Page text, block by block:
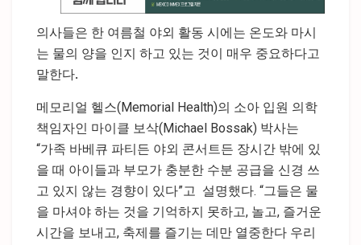
의사들은 한 여름철 야외 활동 시에는 온도와 마시
는 물의 양을 인지 하고 있는 것이 매우 중요하다고
말한다.
메모리얼 헬스(Memorial Health)의 소아 입원 의학
책임자인 마이클 보삭(Michael Bossak) 박사는
“가족 바베큐 파티든 야외 콘서트든 장시간 밖에 있
을 때 아이들과 부모가 충분한 수분 공급을 신경 쓰
고 있지 않는 경향이 있다”고 설명했다. “그들은 물
을 마셔야 하는 것을 기억하지 못하고, 놀고, 즐거운
시간을 보내고, 축제를 즐기는 데만 열중한다 우리